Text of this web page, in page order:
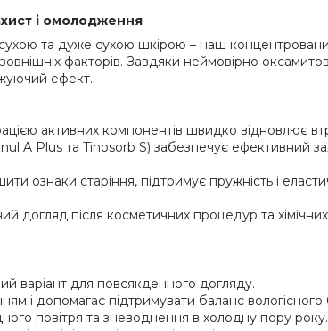
і омолодження
та дуже сухою шкірою – наш
факторів. Завдяки неймовірно
ефект.
активних компонентів швидко відновлює
A Plus та Tinosorb S) забезпечує ефективний
ознаки старіння, підтримує пружність і
догляд після косметичних процедур та
варіант для повсякденного догляду.
і допомагає підтримувати баланс вологісного
повітря та зневоднення в холодну пору року.